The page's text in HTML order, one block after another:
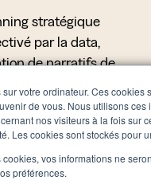
votre ordinateur. Ces
de vous. Nous utilisons
nos visiteurs à la fois sur
Les cookies sont stockés pour
vos informations ne
préférences.
stratégique
par la data,
de narratifs de
et production
identitaires
sur des process
et